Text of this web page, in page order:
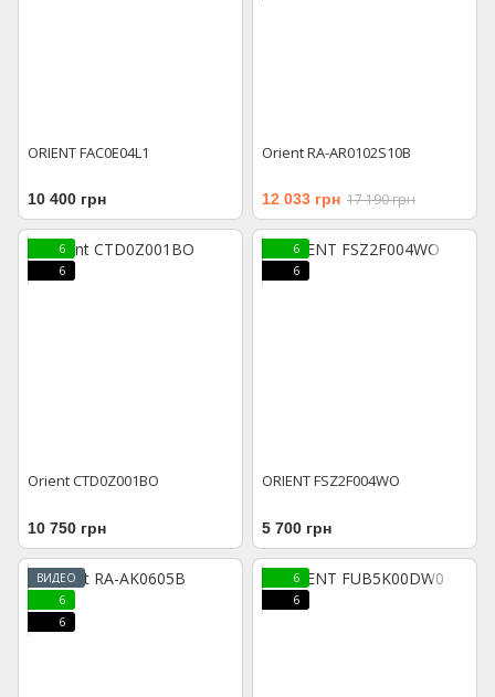
ORIENT FAC0E04L1
10 400 грн
Orient RA-AR0102S10B
12 033 грн 17 190 грн
6
6
Orient CTD0Z001BO
10 750 грн
6
6
ORIENT FSZ2F004WO
5 700 грн
ВИДЕО
6
6
6
6